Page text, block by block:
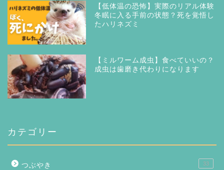
【低体温の恐怖】実際のリアル体験
冬眠に入る手前の状態？死を覚悟し
たハリネズミ
【ミルワーム成虫】食べていいの？
成虫は歯磨き代わりになります
カテゴリー
つぶやき 33